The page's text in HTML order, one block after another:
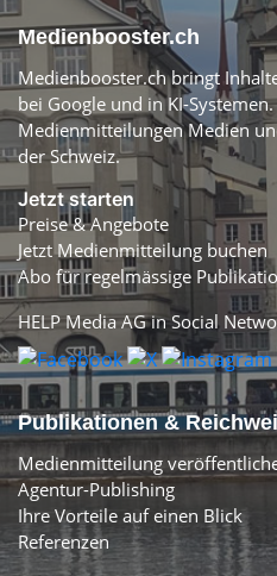
Medienbooster.ch
Medienbooster.ch bringt
bei Google und in KI-
Medienmitteilungen Medien
der Schweiz.
Jetzt starten
Preise & Angebote
Jetzt Medienmitteilung buchen
Abo für regelmässige
HELP Media AG in Social
Publikationen &
Medienmitteilung
Agentur-Publishing
Ihre Vorteile auf einen Blick
Referenzen